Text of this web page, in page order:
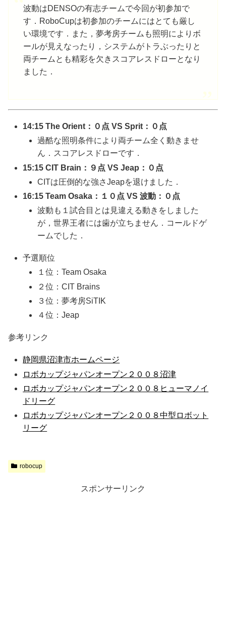
波動はDENSOの有志チームで今回が初参加で
す．RoboCupは初参加のチームにはとても厳し
い環境です．また，夢考房チームも照明によりボ
ールが見えなったり，システムがトラぶったりと
両チームとも精彩を欠きスコアレスドローとなり
ました．
14:15 The Orient：０点 VS Sprit：０点
過酷な照明条件により両チーム全く動きませ
ん．スコアレスドローです．
15:15 CIT Brain：９点 VS Jeap：０点
CITは圧倒的な強さJeapを退けました．
16:15 Team Osaka：１０点 VS 波動：０点
波動も１試合目とは見違える動きをしました
が，世界王者には歯が立ちません．コールドゲ
ームでした．
予選順位
１位：Team Osaka
２位：CIT Brains
３位：夢考房SiTIK
４位：Jeap
参考リンク
静岡県沼津市ホームページ
ロボカップジャパンオープン２００８沼津
ロボカップジャパンオープン２００８ヒューマノイ
ドリーグ
ロボカップジャパンオープン２００８中型ロボット
リーグ
robocup
スポンサーリンク